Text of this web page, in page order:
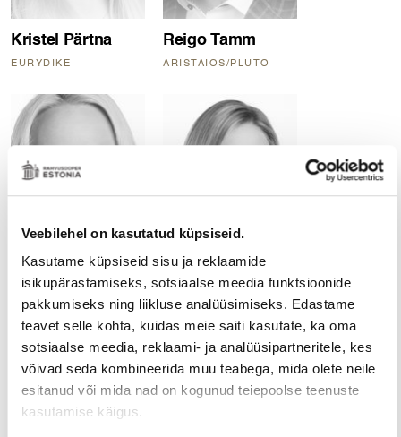
Veebilehel on kasutatud küpsiseid.
Kasutame küpsiseid sisu ja reklaamide
isikupärastamiseks, sotsiaalse meedia funktsioonide
pakkumiseks ning liikluse analüüsimiseks. Edastame
teavet selle kohta, kuidas meie saiti kasutate, ka oma
sotsiaalse meedia, reklaami- ja analüüsipartneritele, kes
võivad seda kombineerida muu teabega, mida olete neile
esitanud või mida nad on kogunud teiepoolse teenuste
kasutamise käigus.
Kristel Pärtna
EURYDIKE
Reigo Tamm
ARISTAIOS/PLUTO
Kadri Nirgi
CUPIDO
Kadri Raalik
DIANA